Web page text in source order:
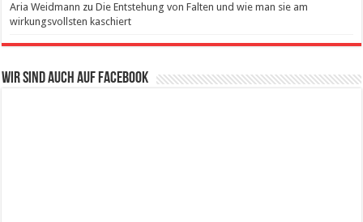
Aria Weidmann zuDie Entstehung von Falten und wie man sie am
wirkungsvollsten kaschiert
Wir sind auch auf Facebook